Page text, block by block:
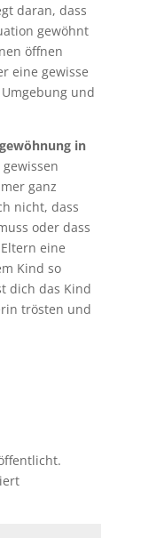
daran, dass
gewöhnt
öffnen
eine gewisse
und
in
ganz
nicht, dass
oder dass
eine
Kind so
dich das Kind
trösten und